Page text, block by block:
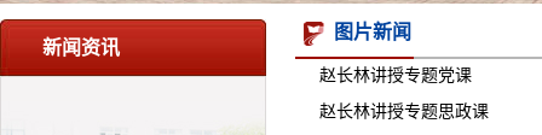
新闻资讯
图片新闻
赵长林讲授专题党课
赵长林讲授专题思政课